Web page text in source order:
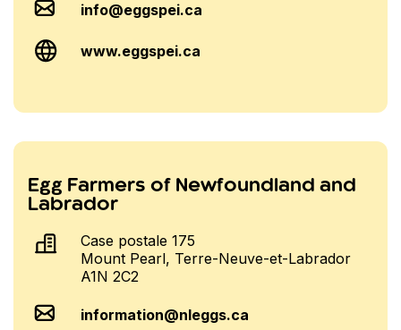
info@eggspei.ca
www.eggspei.ca
Egg Farmers of Newfoundland and
Labrador
Case postale 175
Mount Pearl, Terre-Neuve-et-Labrador
A1N 2C2
information@nleggs.ca